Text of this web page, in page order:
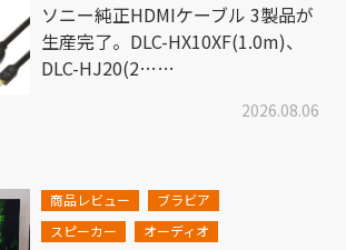
ソニー純正HDMIケーブル 3製品が
生産完了。DLC-HX10XF(1.0m)、
DLC-HJ20(2……
2026.08.06
商品レビュー
ブラビア
スピーカー
オーディオ